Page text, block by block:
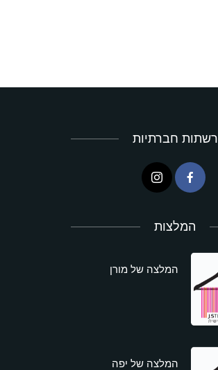
רשתות חברתיות
המלצות
המלצה של מורן
המלצה של יפה